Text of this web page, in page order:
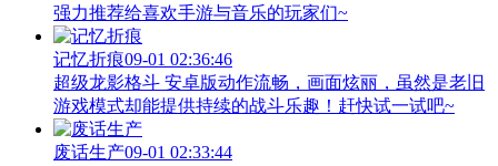
强力推荐给喜欢手游与音乐的玩家们~
记忆折痕09-01 02:36:46
超级龙影格斗 安卓版动作流畅，画面炫丽，虽然是老旧
游戏模式却能提供持续的战斗乐趣！赶快试一试吧~
废话生产09-01 02:33:44